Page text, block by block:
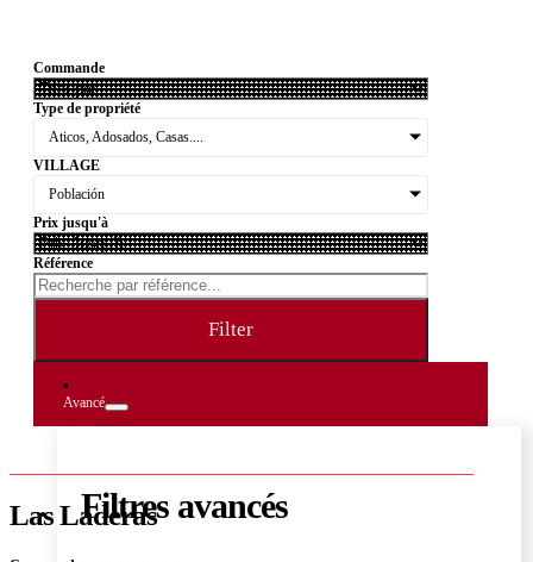
Commande
Type de propriété
Aticos, Adosados, Casas....
VILLAGE
Población
Prix jusqu'à
Référence
Filter
Avancé
Filtres avancés
Las Laderas